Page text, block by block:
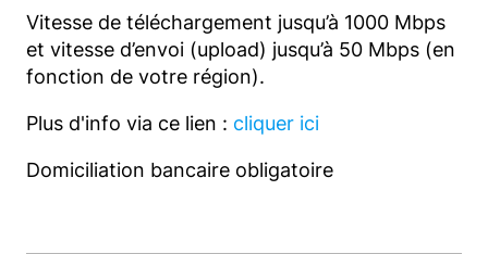
Vitesse de téléchargement jusqu’à 1000 Mbps
et vitesse d’envoi (upload) jusqu’à 50 Mbps (en
fonction de votre région).
Plus d'info via ce lien : cliquer ici
Domiciliation bancaire obligatoire